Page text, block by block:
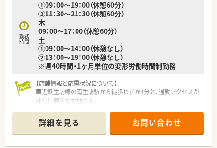
勤務
時間
①09：00～19：00（休憩60分）
②11：30～21：30（休憩60分）
木
09：00～17：00（休憩60分）
土
①09：00～14：00（休憩なし）
②13：00～19：00（休憩なし）
※週40時間・1ヶ月単位の変形労働時間制勤務
【店舗情報と応需状況について】
■近鉄生駒線の南生駒駅から徒歩わずか3分と、通勤アクセスが
非常に便利な立地です。
100枚の処方箋に対応します。
■薬剤師は常勤4名とパート2名が在籍し、常時3～4名体制で安
心して業務に取り組めます。
詳細を見る お問い合わせ